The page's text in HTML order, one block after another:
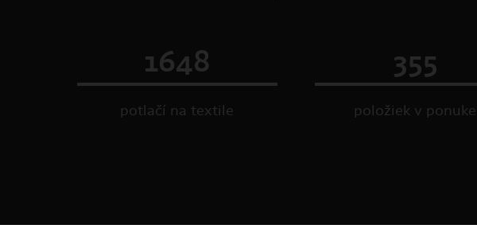
1648
potlačí na textile
355
položiek v ponuke